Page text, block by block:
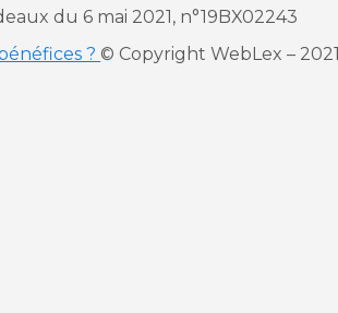
du 6 mai 2021, n°19BX02243
? © Copyright WebLex – 2021